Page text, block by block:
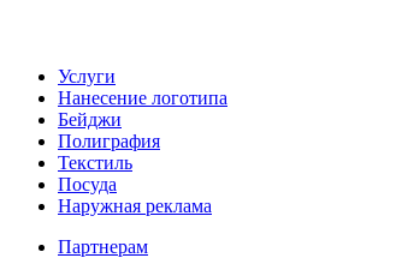
Услуги
Нанесение логотипа
Бейджи
Полиграфия
Текстиль
Посуда
Наружная реклама
Партнерам